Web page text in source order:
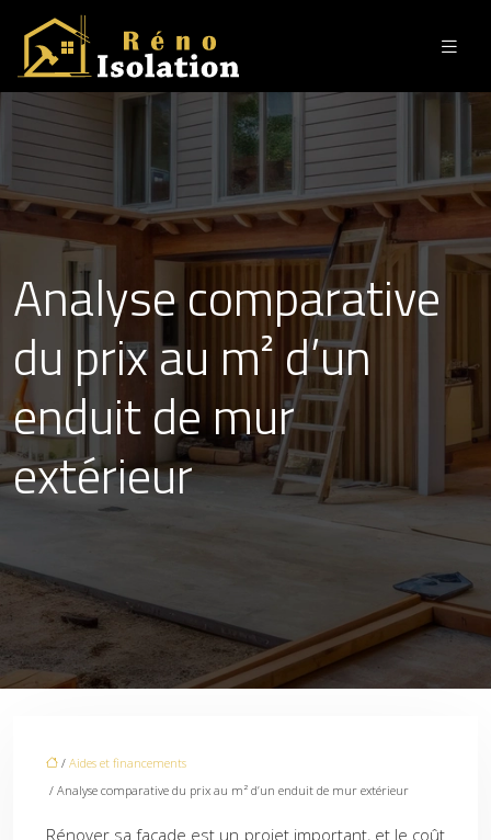
Analyse comparative
du prix au m² d’un
enduit de mur
extérieur
/ Aides et financements
/ Analyse comparative du prix au m² d’un enduit de mur extérieur
Rénover sa façade est un projet important, et le coût